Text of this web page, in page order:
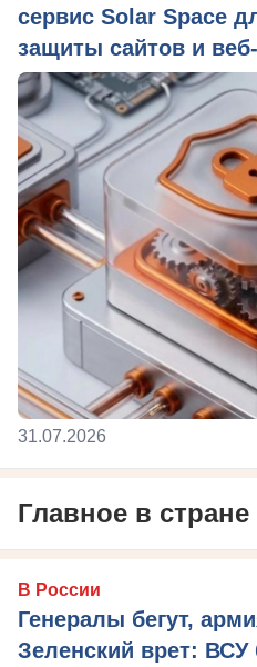
сервис Solar Space
защиты сайтов и
31.07.2026
Главное в стране
В России
Генералы бегут,
Зеленский врет: